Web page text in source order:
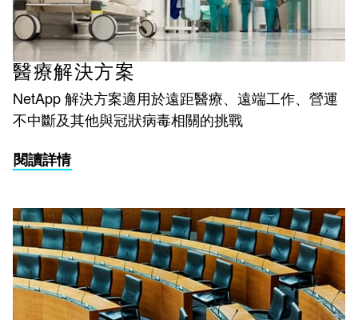
醫療解決方案
NetApp 解決方案適用於遠距醫療、遠端工作、營運
不中斷及其他與冠狀病毒相關的挑戰
閱讀詳情